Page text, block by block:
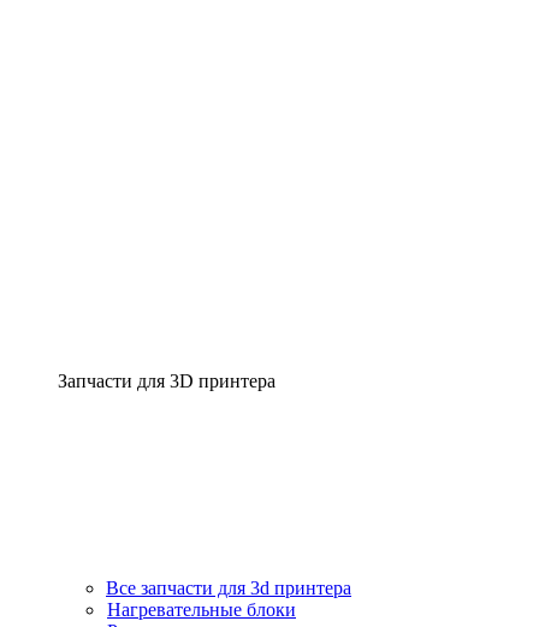
Запчасти для 3D принтера
Все запчасти для 3d принтера
Нагревательные блоки